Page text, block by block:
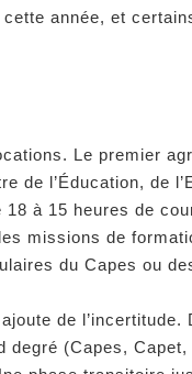
année, et
Le premier
de l’Éducation, de
à 15 heures de
missions de
du Capes ou
de
degré (Capes,